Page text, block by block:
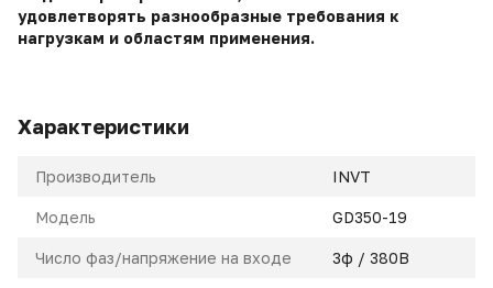
удовлетворять разнообразные требования к
нагрузкам и областям применения.
Характеристики
Производитель INVT
Модель GD350-19
Число фаз/напряжение на входе 3ф / 380В